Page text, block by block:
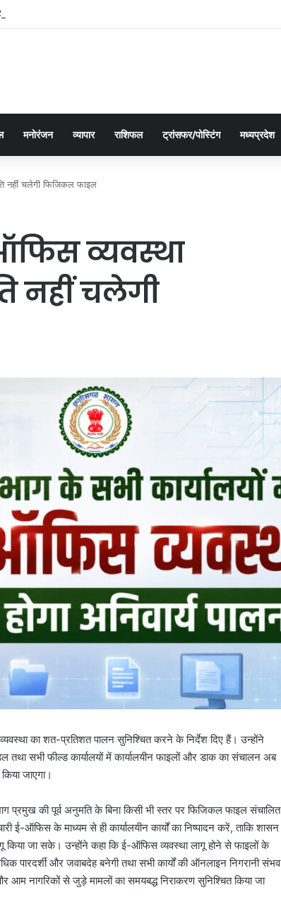
महतारी वंदन योजना की 30वीं किस्त, 630.55 करोड़ रुपये ट्रांसफर
मनोरंजन व्यापार राशिफल ट्रांसफर/पोस्टिंग मध्यप्रदेश
नहीं चलेगी फिजिकल फाइल
व्यवस्था
नहीं चलेगी
का शत-प्रतिशत पालन सुनिश्चित करने के निर्देश दिए हैं। उन्होंने
तथा सभी फील्ड कार्यालयों में कार्यालयीन फाइलों और डाक का संचालन अब
जाएगा।
प्रमुख की पूर्व अनुमति के बिना किसी भी स्तर पर फिजिकल फाइल संचालित
ई-ऑफिस के माध्यम से ही कार्यालयीन कार्यों का निष्पादन करें, ताकि शासन
किया जा सके। उन्होंने कहा कि ई-ऑफिस व्यवस्था लागू होने से फाइलों के
पारदर्शी और जवाबदेह बनेगी तथा सभी कार्यों की ऑनलाइन निगरानी संभव
आम नागरिकों से जुड़े मामलों का समयबद्ध निराकरण सुनिश्चित किया जा